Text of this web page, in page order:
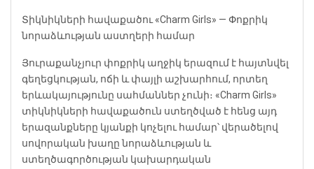
Տիկնիկների հավաքածու «Charm Girls» — Փոքրիկ
նորաձևության աստղերի համար
Յուրաքանչյուր փոքրիկ աղջիկ երազում է հայտնվել
գեղեցկության, ոճի և փայլի աշխարհում, որտեղ
երևակայությունը սահմաններ չունի։ «Charm Girls»
տիկնիկների հավաքածուն ստեղծված է հենց այդ
երազանքները կյանքի կոչելու համար՝ վերածելով
սովորական խաղը նորաձևության և
ստեղծագործության կախարդական